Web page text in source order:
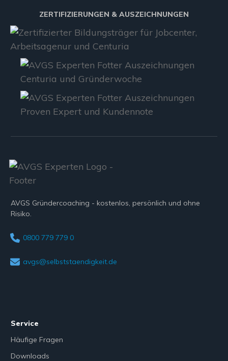
ZERTIFIZIERUNGEN & AUSZEICHNUNGEN
AVGS Gründercoaching - kostenlos, persönlich und ohne
Risiko.
0800 779 779 0
avgs@selbststaendigkeit.de
Service
Häufige Fragen
Downloads